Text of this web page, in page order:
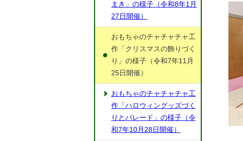
まき」の様子（令和8年1月
27日開催）
おもちゃのチャチャチャ工
作「クリスマスの飾りづく
り」の様子（令和7年11月
25日開催）
おもちゃのチャチャチャ工
作「ハロウィングッズづく
りとパレード」の様子（令
和7年10月28日開催）